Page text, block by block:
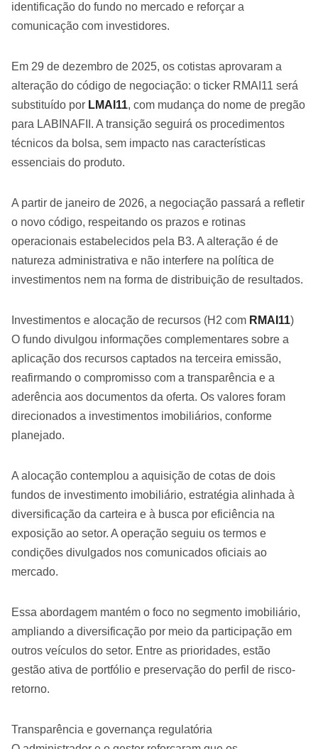
identificação do fundo no mercado e reforçar a
comunicação com investidores.
Em 29 de dezembro de 2025, os cotistas aprovaram a
alteração do código de negociação: o ticker RMAI11 será
substituído por LMAI11, com mudança do nome de pregão
para LABINAFII. A transição seguirá os procedimentos
técnicos da bolsa, sem impacto nas características
essenciais do produto.
A partir de janeiro de 2026, a negociação passará a refletir
o novo código, respeitando os prazos e rotinas
operacionais estabelecidos pela B3. A alteração é de
natureza administrativa e não interfere na política de
investimentos nem na forma de distribuição de resultados.
Investimentos e alocação de recursos (H2 com RMAI11)
O fundo divulgou informações complementares sobre a
aplicação dos recursos captados na terceira emissão,
reafirmando o compromisso com a transparência e a
aderência aos documentos da oferta. Os valores foram
direcionados a investimentos imobiliários, conforme
planejado.
A alocação contemplou a aquisição de cotas de dois
fundos de investimento imobiliário, estratégia alinhada à
diversificação da carteira e à busca por eficiência na
exposição ao setor. A operação seguiu os termos e
condições divulgados nos comunicados oficiais ao
mercado.
Essa abordagem mantém o foco no segmento imobiliário,
ampliando a diversificação por meio da participação em
outros veículos do setor. Entre as prioridades, estão
gestão ativa de portfólio e preservação do perfil de risco-
retorno.
Transparência e governança regulatória